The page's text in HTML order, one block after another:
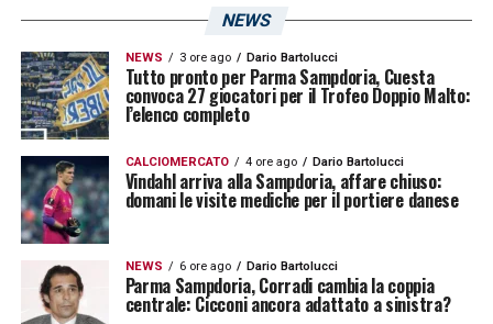
NEWS
NEWS 3 ore ago Dario Bartolucci
Tutto pronto per Parma Sampdoria, Cuesta
convoca 27 giocatori per il Trofeo Doppio Malto:
l’elenco completo
CALCIOMERCATO 4 ore ago Dario Bartolucci
Vindahl arriva alla Sampdoria, affare chiuso:
domani le visite mediche per il portiere danese
NEWS 6 ore ago Dario Bartolucci
Parma Sampdoria, Corradi cambia la coppia
centrale: Cicconi ancora adattato a sinistra?